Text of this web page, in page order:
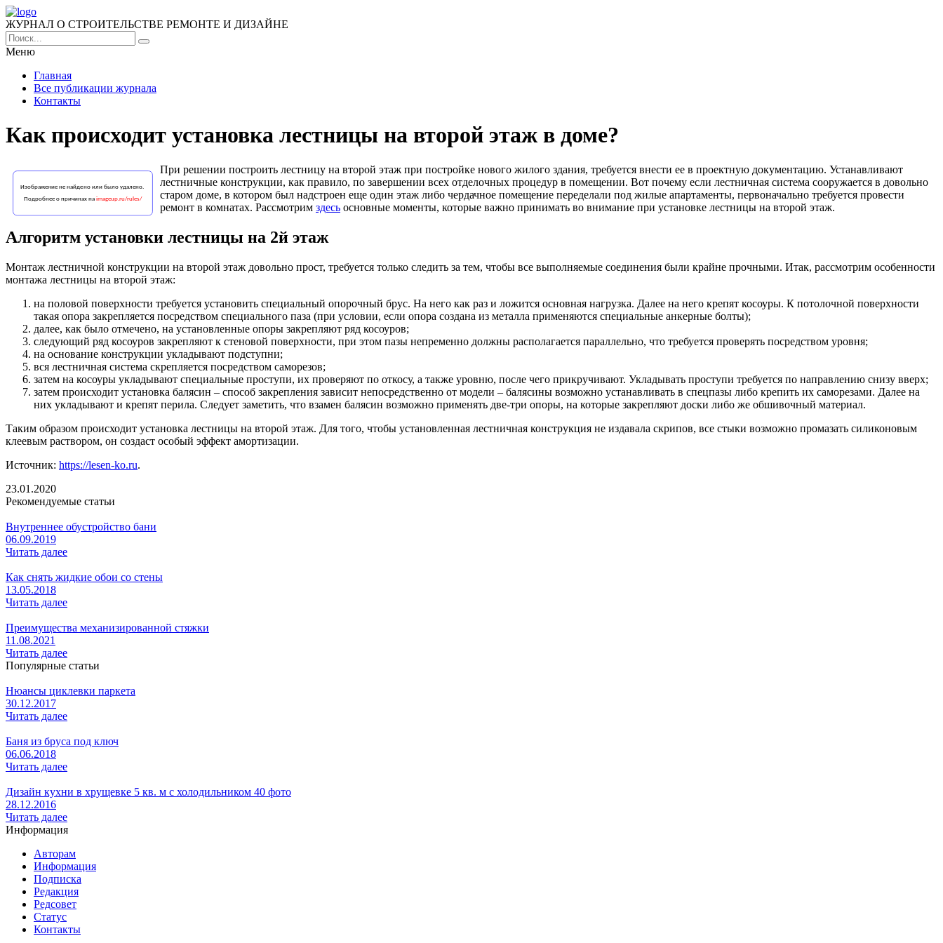
ЖУРНАЛ О СТРОИТЕЛЬСТВЕ РЕМОНТЕ И ДИЗАЙНЕ
Меню
Главная
Все публикации журнала
Контакты
Как происходит установка лестницы на второй этаж в доме?
При решении построить лестницу на второй этаж при постройке нового жилого здания, требуется внести ее в проектную документацию. Устанавливают
лестничные конструкции, как правило, по завершении всех отделочных процедур в помещении. Вот почему если лестничная система сооружается в довольно
старом доме, в котором был надстроен еще один этаж либо чердачное помещение переделали под жилые апартаменты, первоначально требуется провести
ремонт в комнатах. Рассмотрим здесь основные моменты, которые важно принимать во внимание при установке лестницы на второй этаж.
Алгоритм установки лестницы на 2й этаж
Монтаж лестничной конструкции на второй этаж довольно прост, требуется только следить за тем, чтобы все выполняемые соединения были крайне прочными. Итак, рассмотрим особенности
монтажа лестницы на второй этаж:
на половой поверхности требуется установить специальный опорочный брус. На него как раз и ложится основная нагрузка. Далее на него крепят косоуры. К потолочной поверхности
такая опора закрепляется посредством специального паза (при условии, если опора создана из металла применяются специальные анкерные болты);
далее, как было отмечено, на установленные опоры закрепляют ряд косоуров;
следующий ряд косоуров закрепляют к стеновой поверхности, при этом пазы непременно должны располагается параллельно, что требуется проверять посредством уровня;
на основание конструкции укладывают подступни;
вся лестничная система скрепляется посредством саморезов;
затем на косоуры укладывают специальные проступи, их проверяют по откосу, а также уровню, после чего прикручивают. Укладывать проступи требуется по направлению снизу вверх;
затем происходит установка балясин – способ закрепления зависит непосредственно от модели – балясины возможно устанавливать в спецпазы либо крепить их саморезами. Далее на
них укладывают и крепят перила. Следует заметить, что взамен балясин возможно применять две-три опоры, на которые закрепляют доски либо же обшивочный материал.
Таким образом происходит установка лестницы на второй этаж. Для того, чтобы установленная лестничная конструкция не издавала скрипов, все стыки возможно промазать силиконовым
клеевым раствором, он создаст особый эффект амортизации.
Источник: https://lesen-ko.ru.
23.01.2020
Рекомендуемые статьи
Внутреннее обустройство бани
06.09.2019
Читать далее
Как снять жидкие обои со стены
13.05.2018
Читать далее
Преимущества механизированной стяжки
11.08.2021
Читать далее
Популярные статьи
Нюансы циклевки паркета
30.12.2017
Читать далее
Баня из бруса под ключ
06.06.2018
Читать далее
Дизайн кухни в хрущевке 5 кв. м с холодильником 40 фото
28.12.2016
Читать далее
Информация
Авторам
Информация
Подписка
Редакция
Редсовет
Статус
Контакты